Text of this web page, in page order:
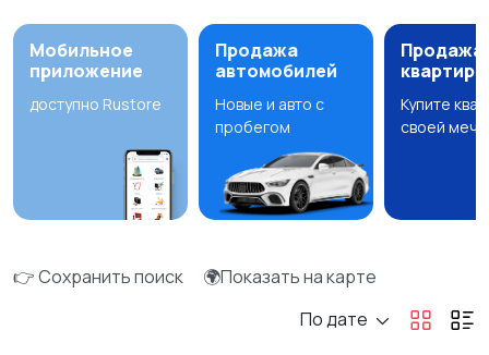
Мобильное
приложение
доступно Rustore
Продажа
автомобилей
Новые и авто с
пробегом
Продажа
квартир
Купите
своей
👉 Сохранить поиск
🌍Показать на карте
По дате